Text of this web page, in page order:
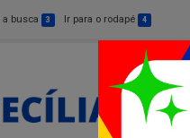
a busca 3 Ir para o rodapé 4